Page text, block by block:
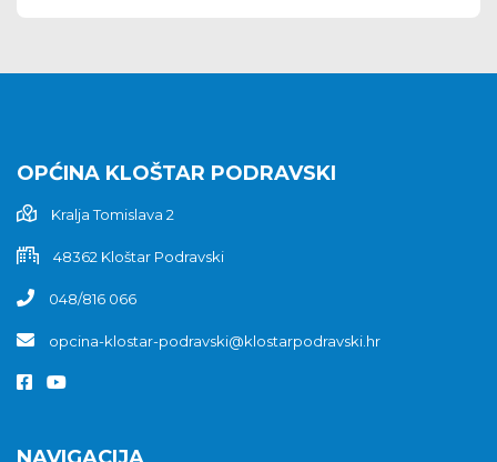
OPĆINA KLOŠTAR PODRAVSKI
Kralja Tomislava 2
48362 Kloštar Podravski
048/816 066
opcina-klostar-podravski@klostarpodravski.hr